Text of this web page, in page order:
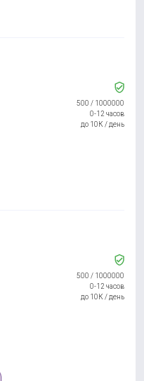
500 / 1000000
0-12 часов
до 10К / день
500 / 1000000
0-12 часов
до 10К / день